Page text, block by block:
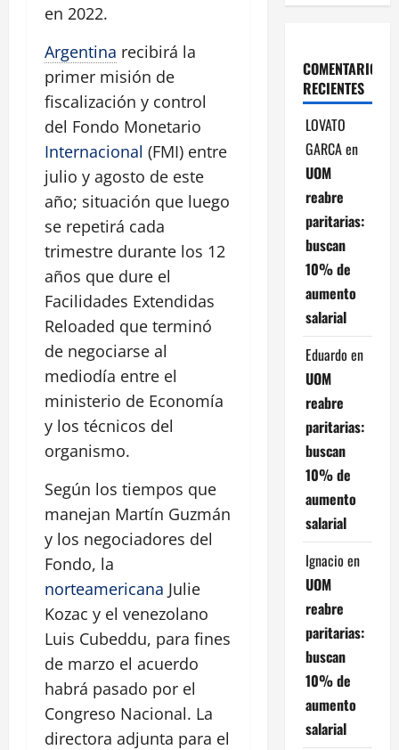
en 2022.
Argentina recibirá la
primer misión de
fiscalización y control
del Fondo Monetario
Internacional (FMI) entre
julio y agosto de este
año; situación que luego
se repetirá cada
trimestre durante los 12
años que dure el
Facilidades Extendidas
Reloaded que terminó
de negociarse al
mediodía entre el
ministerio de Economía
y los técnicos del
organismo.
Según los tiempos que
manejan Martín Guzmán
y los negociadores del
Fondo, la
norteamericana Julie
Kozac y el venezolano
Luis Cubeddu, para fines
de marzo el acuerdo
habrá pasado por el
Congreso Nacional. La
directora adjunta para el
COMENTARIOS
RECIENTES
LOVATO
GARCAen
UOM
reabre
paritarias:
buscan
10% de
aumento
salarial
Eduardo en
UOM
reabre
paritarias:
buscan
10% de
aumento
salarial
Ignacio en
UOM
reabre
paritarias:
buscan
10% de
aumento
salarial